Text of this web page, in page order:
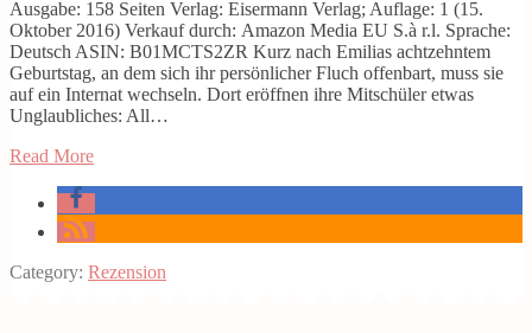
Ausgabe: 158 Seiten Verlag: Eisermann Verlag; Auflage: 1 (15.
Oktober 2016) Verkauf durch: Amazon Media EU S.à r.l. Sprache:
Deutsch ASIN: B01MCTS2ZR Kurz nach Emilias achtzehntem
Geburtstag, an dem sich ihr persönlicher Fluch offenbart, muss sie
auf ein Internat wechseln. Dort eröffnen ihre Mitschüler etwas
Unglaubliches: All…
Read More
Category: Rezension